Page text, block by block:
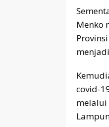
Menko
covid-
melalui